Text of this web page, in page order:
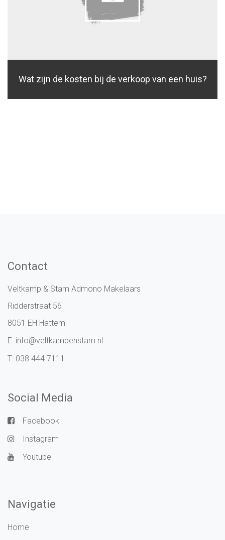
Wat zijn de kosten bij de verkoop van een huis?
Contact
Veltkamp & Stam Admono Makelaars
Ridderstraat 56
8051 EH Hattem
E: info@veltkampenstam.nl
T: 038 444 7111
Social Media
Facebook
Instagram
Youtube
Navigatie
Home